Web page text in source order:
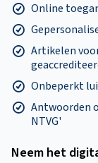
Online
Artikelen
Onbeperkt
Antwoorden
NTVG'
Neem het